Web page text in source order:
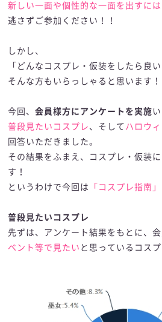
新しい一面や個性的な一面を出すに
逃さずご参加ください！！
しかし、
「どんなコスプレ・仮装をしたら良
そんな方もいらっしゃると思います！
今回、会員様方にアンケートを実施
普段見たいコスプレ 、そして ハロウ
回答いただきました。
その結果をふまえ、コスプレ・仮装
す！
というわけで今回は
「コスプレ指南」
普段見たいコスプレ
先ずは、アンケート結果をもとに、
ベント等で見たい と思っているコス